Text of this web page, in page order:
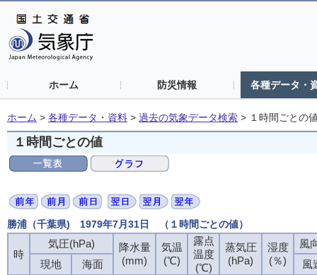
ホーム 防災情報 各種データ・
ホーム > 各種データ・資料 > 過去の気象データ検索 > １時間ごとの
１時間ごとの値
勝浦（千葉県) 1979年7月31日 （１時間ごとの値）
時
気圧(hPa)
降水量
(mm)
気温
(℃)
露点
温度
(℃)
蒸気圧
(hPa)
湿度
(％)
風
現地
海面
風